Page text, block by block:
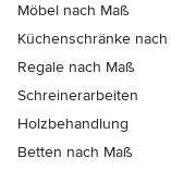
Möbel nach Maß
Küchenschränke nach
Regale nach Maß
Schreinerarbeiten
Holzbehandlung
Betten nach Maß